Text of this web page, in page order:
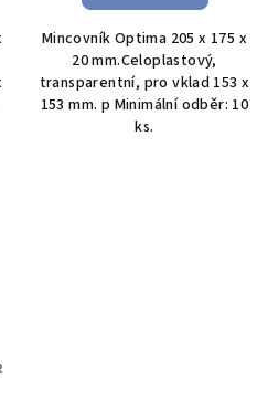
Mincovník Optima 205 x 175 x
20 mm.Celoplastový,
transparentní, pro vklad 153 x
153 mm. p Minimální odběr: 10
ks.